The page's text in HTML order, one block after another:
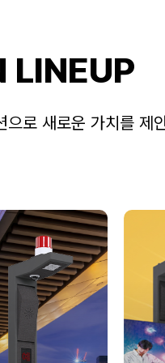
LINEUP
로 새로운 가치를 제